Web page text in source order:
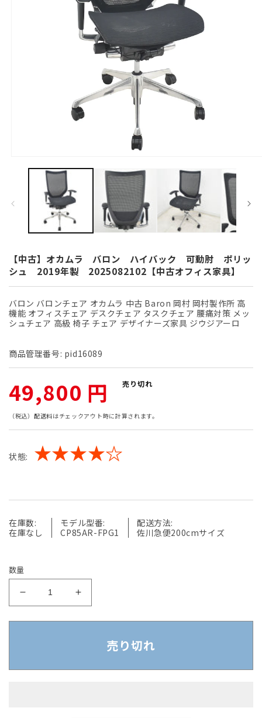
で
(1)
を
開
く
【中古】オカムラ バロン ハイバック 可動肘 ポリッ
シュ 2019年製 2025082102【中古オフィス家具】
バロン バロンチェア オカムラ 中古 Baron 岡村 岡村製作所 高
機能 オフィスチェア デスクチェア タスクチェア 腰痛対策 メッ
シュチェア 高級 椅子 チェア デザイナーズ家具 ジウジアーロ
商品管理番号: pid16089
通
常
価
49,800 円 売り切れ
（税込） 配送料はチェックアウト時に計算されます。
状態: ★★★★☆
在庫数:
在庫なし
モデル型番:
CP85AR-FPG1
配送方法:
佐川急便200cmサイズ
数量
ラ
【中
ラ
売り切れ